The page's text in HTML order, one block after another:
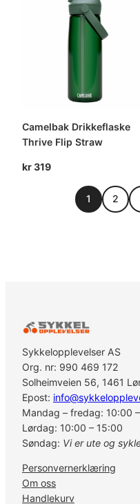
Camelbak Drikkeflaske
Thrive Flip Straw
kr319
1 2
Sykkelopplevelser AS
Org. nr: 990 469 172
Solheimveien 56, 1461
Epost:
Mandag – fredag: 10:00
Lørdag: 10:00 – 15:00
Søndag: Vi er ute og
Personvernerklæring
Om oss
Handlekurv